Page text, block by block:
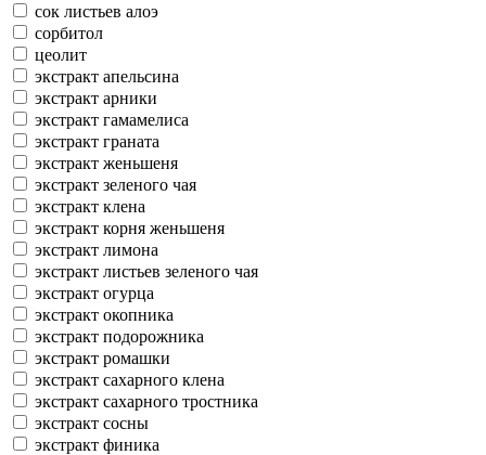
сок листьев алоэ
сорбитол
цеолит
экстракт апельсина
экстракт арники
экстракт гамамелиса
экстракт граната
экстракт женьшеня
экстракт зеленого чая
экстракт клена
экстракт корня женьшеня
экстракт лимона
экстракт листьев зеленого чая
экстракт огурца
экстракт окопника
экстракт подорожника
экстракт ромашки
экстракт сахарного клена
экстракт сахарного тростника
экстракт сосны
экстракт финика